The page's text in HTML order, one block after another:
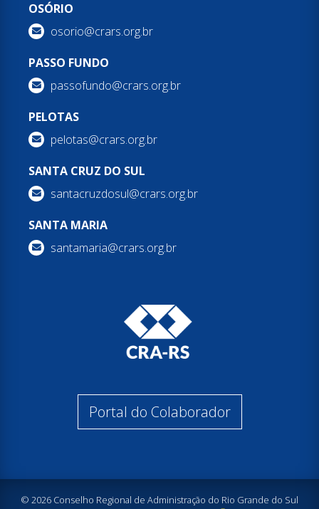
OSÓRIO
osorio@crars.org.br
PASSO FUNDO
passofundo@crars.org.br
PELOTAS
pelotas@crars.org.br
SANTA CRUZ DO SUL
santacruzdosul@crars.org.br
SANTA MARIA
santamaria@crars.org.br
Portal do Colaborador
© 2026 Conselho Regional de Administração do Rio Grande do Sul